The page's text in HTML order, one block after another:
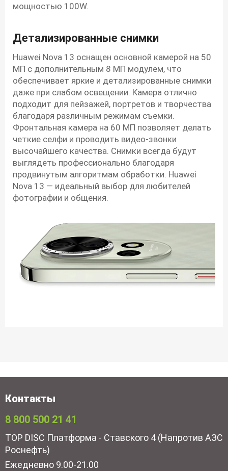
мощностью 100W.
Детализированные снимки
Huawei Nova 13 оснащен основной камерой на 50
МП с дополнительным 8 МП модулем, что
обеспечивает яркие и детализированные снимки
даже при слабом освещении. Камера отлично
подходит для пейзажей, портретов и творчества
благодаря различным режимам съемки.
Фронтальная камера на 60 МП позволяет делать
четкие селфи и проводить видео-звонки
высочайшего качества. Снимки всегда будут
выглядеть профессионально благодаря
продвинутым алгоритмам обработки. Huawei
Nova 13 — идеальный выбор для любителей
фотографии и общения.
Контакты
8 800 500 21 41
TOP DISC Платформа - Ставского 4 (Напротив АЗС
Роснефть)
Ежедневно 9.00-21.00